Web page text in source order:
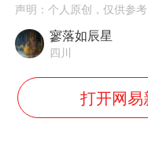
“
声明：个人原创，仅供参考
寥落如辰星
四川
打开网